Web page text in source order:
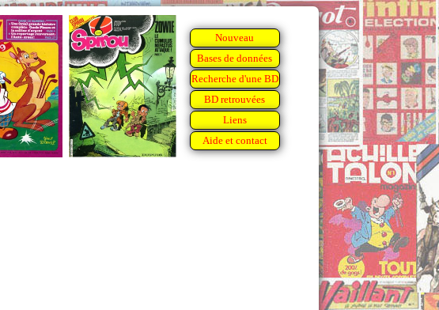
Nouveau
Bases de données
Recherche d'une BD
BD retrouvées
Liens
Aide et contact